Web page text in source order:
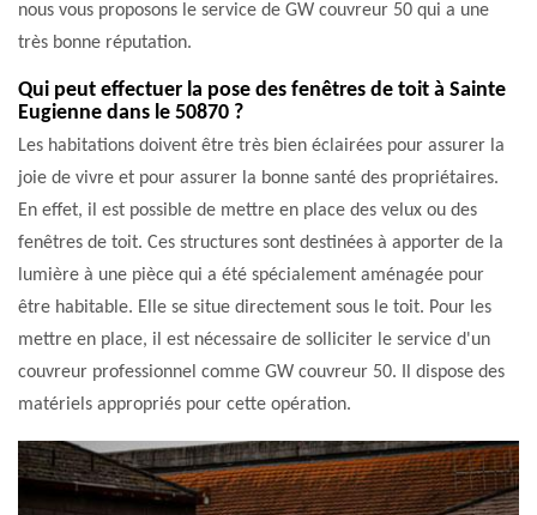
nous vous proposons le service de GW couvreur 50 qui a une
très bonne réputation.
Qui peut effectuer la pose des fenêtres de toit à Sainte
Eugienne dans le 50870 ?
Les habitations doivent être très bien éclairées pour assurer la
joie de vivre et pour assurer la bonne santé des propriétaires.
En effet, il est possible de mettre en place des velux ou des
fenêtres de toit. Ces structures sont destinées à apporter de la
lumière à une pièce qui a été spécialement aménagée pour
être habitable. Elle se situe directement sous le toit. Pour les
mettre en place, il est nécessaire de solliciter le service d'un
couvreur professionnel comme GW couvreur 50. Il dispose des
matériels appropriés pour cette opération.